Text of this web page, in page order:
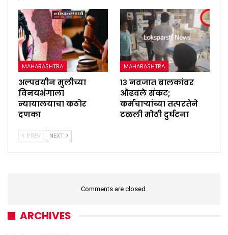
MAHARASHTRA
अल्पवयीन मुलीच्या
विनयभंगाला
न्यायालयाचा कठोर
दणका
MAHARASHTRA
१३ नवजात बालकांवर
ओढवले संकट;
कर्मचाऱ्यांच्या तत्परतेने
टळली मोठी दुर्घटना
PREV NEXT
Comments are closed.
ARCHIVES